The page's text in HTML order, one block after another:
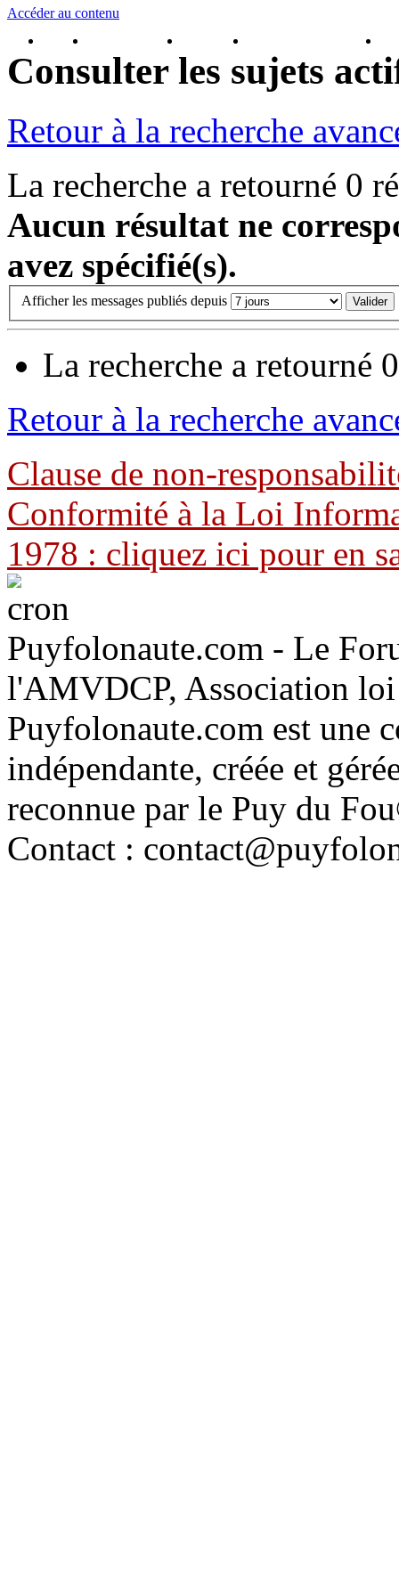
Accéder au contenu
Accueil
Inscrivez-vous ! Connexion Brochure Puy du Fou
Consulter les sujets
Retour à la recherche
La recherche a retourné 0
Aucun résultat ne
avez spécifié(s).
Afficher les messages publiés depuis
La recherche a retourné
Retour à la recherche
Clause de non-
Conformité à la Loi
1978 : cliquez ici pour en
Puyfolonaute.com - Le
l'AMVDCP, Association
Puyfolonaute.com est une
indépendante, créée et
reconnue par le Puy du
Contact :